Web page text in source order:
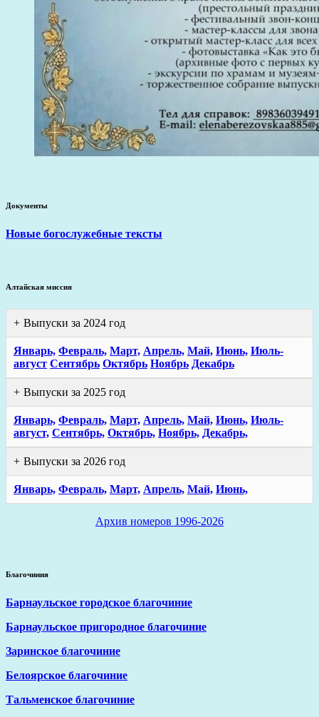
Документы
Новые богослужебные тексты
Алтайская миссия
Выпуски за 2024 год
Январь, Февраль, Март, Апрель, Май, Июнь, Июль-
август Сентябрь Октябрь Ноябрь Декабрь
Выпуски за 2025 год
Январь, Февраль, Март, Апрель, Май, Июнь, Июль-
август, Сентябрь, Октябрь, Ноябрь, Декабрь,
Выпуски за 2026 год
Январь, Февраль, Март, Апрель, Май, Июнь,
Архив номеров 1996-2026
Благочиния
Барнаульское городское благочиние
Барнаульское пригородное благочиние
Заринское благочиние
Белоярское благочиние
Тальменское благочиние